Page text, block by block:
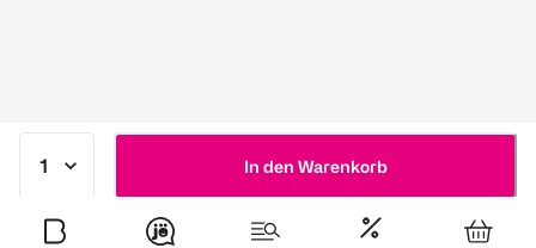
In den Warenkorb